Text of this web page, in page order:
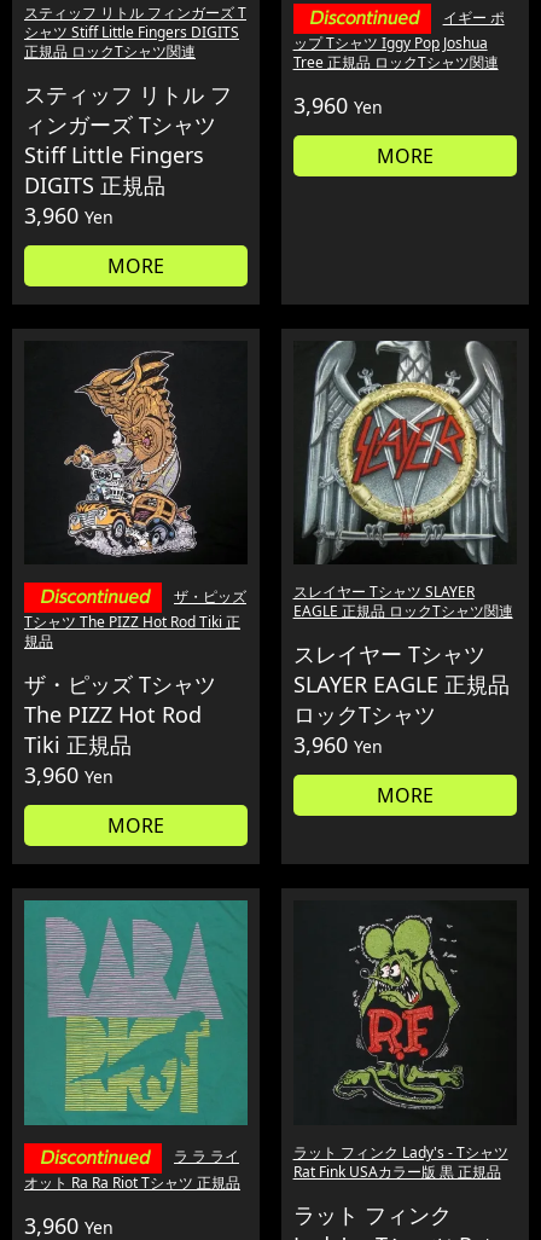
スティッフ リトル フィンガーズ T
シャツ Stiff Little Fingers DIGITS
正規品 ロックTシャツ関連
スティッフ リトル フ
ィンガーズ Tシャツ
Stiff Little Fingers
DIGITS 正規品
3,960 Yen
MORE
イギー ポ
ップ Tシャツ Iggy Pop Joshua
Tree 正規品 ロックTシャツ関連
3,960 Yen
MORE
ザ・ピッズ
Tシャツ The PIZZ Hot Rod Tiki 正
規品
ザ・ピッズ Tシャツ
The PIZZ Hot Rod
Tiki 正規品
3,960 Yen
MORE
スレイヤー Tシャツ SLAYER
EAGLE 正規品 ロックTシャツ関連
スレイヤー Tシャツ
SLAYER EAGLE 正規品
ロックTシャツ
3,960 Yen
MORE
ラ ラ ライ
オット Ra Ra Riot Tシャツ 正規品
3,960 Yen
ラット フィンク Lady's - Tシャツ
Rat Fink USAカラー版 黒 正規品
ラット フィンク